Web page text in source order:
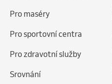
Pro maséry
Pro sportovní centra
Pro zdravotní služby
Srovnání